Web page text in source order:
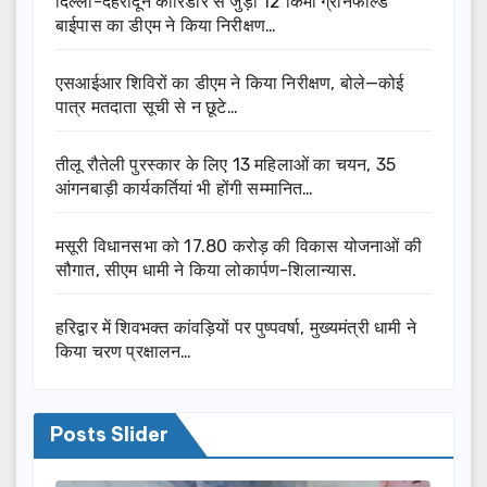
बाईपास का डीएम ने किया निरीक्षण…
एसआईआर शिविरों का डीएम ने किया निरीक्षण, बोले—कोई
पात्र मतदाता सूची से न छूटे…
तीलू रौतेली पुरस्कार के लिए 13 महिलाओं का चयन, 35
आंगनबाड़ी कार्यकर्तियां भी होंगी सम्मानित…
मसूरी विधानसभा को 17.80 करोड़ की विकास योजनाओं की
सौगात, सीएम धामी ने किया लोकार्पण-शिलान्यास.
हरिद्वार में शिवभक्त कांवड़ियों पर पुष्पवर्षा, मुख्यमंत्री धामी ने
किया चरण प्रक्षालन…
Posts Slider